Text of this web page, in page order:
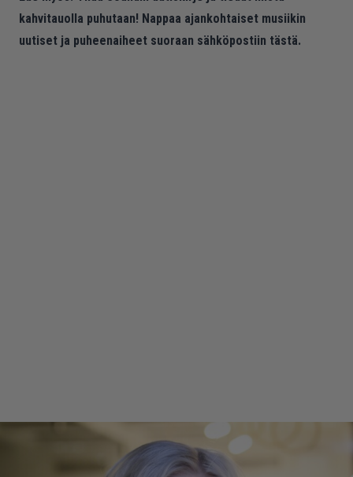
kahvitauolla puhutaan! Nappaa ajankohtaiset musiikin
uutiset ja puheenaiheet suoraan sähköpostiin tästä.